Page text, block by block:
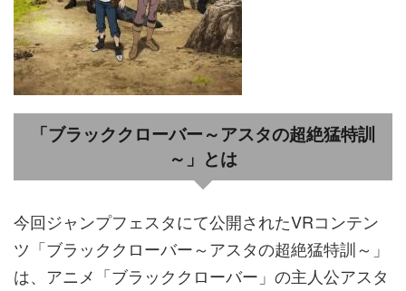
「ブラッククローバー～アスタの超絶猛特訓
～」とは
今回ジャンプフェスタにて公開されたVRコンテン
ツ「ブラッククローバー～アスタの超絶猛特訓～」
は、アニメ「ブラッククローバー」の主人公アスタ